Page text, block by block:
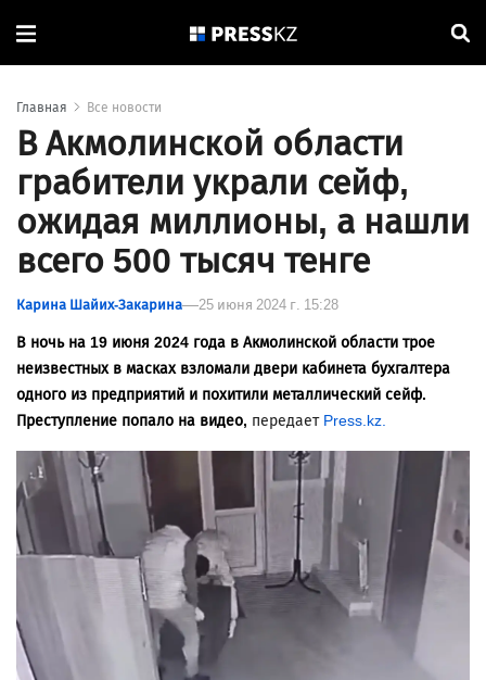
Главная Все новости
В Акмолинской области
грабители украли сейф,
ожидая миллионы, а нашли
всего 500 тысяч тенге
Карина Шайих-Закарина 25 июня 2024 г. 15:28
В ночь на 19 июня 2024 года в Акмолинской области трое
неизвестных в масках взломали двери кабинета бухгалтера
одного из предприятий и похитили металлический сейф.
Преступление попало на видео, передает Press.kz.